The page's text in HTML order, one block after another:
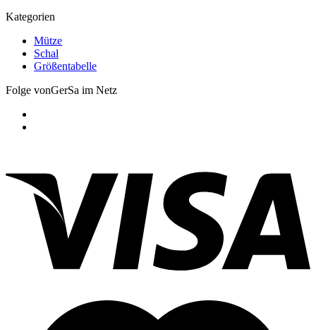
Kategorien
Mütze
Schal
Größentabelle
Folge vonGerSa im Netz